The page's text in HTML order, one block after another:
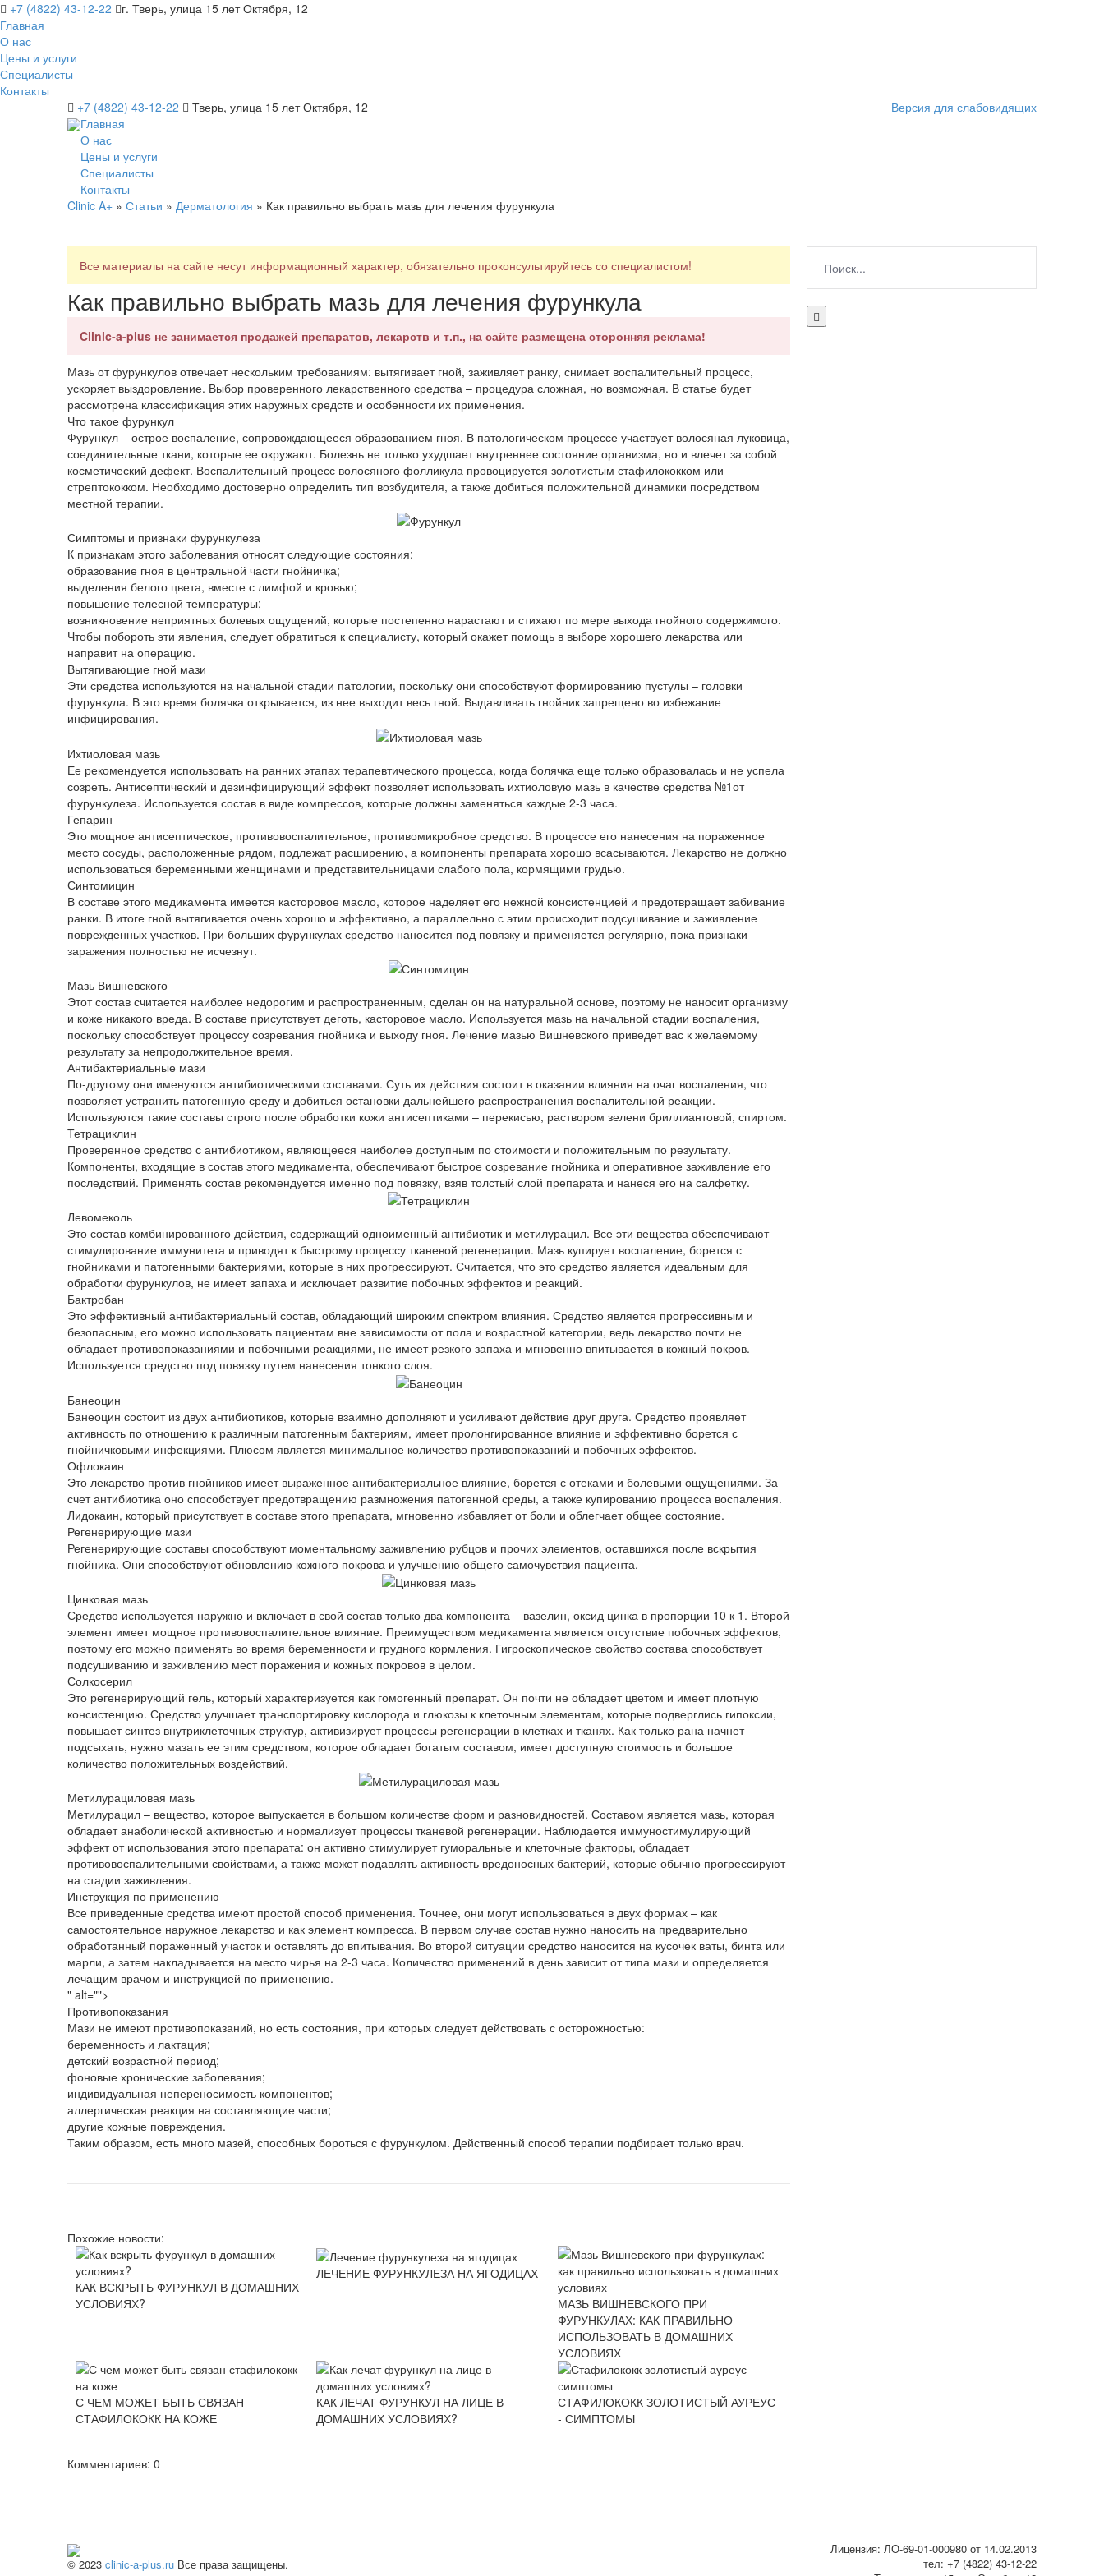
+7 (4822) 43-12-22
г. Тверь, улица 15 лет Октября, 12
Главная
О нас
Цены и услуги
Специалисты
Контакты
+7 (4822) 43-12-22
Тверь, улица 15 лет Октября, 12
Версия для слабовидящих
Главная
О нас
Цены и услуги
Специалисты
Контакты
Clinic A+ » Статьи » Дерматология » Как правильно выбрать мазь для лечения фурункула
Все материалы на сайте несут информационный характер, обязательно проконсультируйтесь со специалистом!
Как правильно выбрать мазь для лечения фурункула
Clinic-a-plus не занимается продажей препаратов, лекарств и т.п., на сайте размещена сторонняя реклама!
Мазь от фурункулов отвечает нескольким требованиям: вытягивает гной, заживляет ранку, снимает воспалительный процесс,
ускоряет выздоровление. Выбор проверенного лекарственного средства – процедура сложная, но возможная. В статье будет
рассмотрена классификация этих наружных средств и особенности их применения.
Что такое фурункул
Фурункул – острое воспаление, сопровождающееся образованием гноя. В патологическом процессе участвует волосяная луковица,
соединительные ткани, которые ее окружают. Болезнь не только ухудшает внутреннее состояние организма, но и влечет за собой
косметический дефект. Воспалительный процесс волосяного фолликула провоцируется золотистым стафилококком или
стрептококком. Необходимо достоверно определить тип возбудителя, а также добиться положительной динамики посредством
местной терапии.
Симптомы и признаки фурункулеза
К признакам этого заболевания относят следующие состояния:
образование гноя в центральной части гнойничка;
выделения белого цвета, вместе с лимфой и кровью;
повышение телесной температуры;
возникновение неприятных болевых ощущений, которые постепенно нарастают и стихают по мере выхода гнойного содержимого.
Чтобы побороть эти явления, следует обратиться к специалисту, который окажет помощь в выборе хорошего лекарства или
направит на операцию.
Вытягивающие гной мази
Эти средства используются на начальной стадии патологии, поскольку они способствуют формированию пустулы – головки
фурункула. В это время болячка открывается, из нее выходит весь гной. Выдавливать гнойник запрещено во избежание
инфицирования.
Ихтиоловая мазь
Ее рекомендуется использовать на ранних этапах терапевтического процесса, когда болячка еще только образовалась и не успела
созреть. Антисептический и дезинфицирующий эффект позволяет использовать ихтиоловую мазь в качестве средства №1от
фурункулеза. Используется состав в виде компрессов, которые должны заменяться каждые 2-3 часа.
Гепарин
Это мощное антисептическое, противовоспалительное, противомикробное средство. В процессе его нанесения на пораженное
место сосуды, расположенные рядом, подлежат расширению, а компоненты препарата хорошо всасываются. Лекарство не должно
использоваться беременными женщинами и представительницами слабого пола, кормящими грудью.
Синтомицин
В составе этого медикамента имеется касторовое масло, которое наделяет его нежной консистенцией и предотвращает забивание
ранки. В итоге гной вытягивается очень хорошо и эффективно, а параллельно с этим происходит подсушивание и заживление
поврежденных участков. При больших фурункулах средство наносится под повязку и применяется регулярно, пока признаки
заражения полностью не исчезнут.
Мазь Вишневского
Этот состав считается наиболее недорогим и распространенным, сделан он на натуральной основе, поэтому не наносит организму
и коже никакого вреда. В составе присутствует деготь, касторовое масло. Используется мазь на начальной стадии воспаления,
поскольку способствует процессу созревания гнойника и выходу гноя. Лечение мазью Вишневского приведет вас к желаемому
результату за непродолжительное время.
Антибактериальные мази
По-другому они именуются антибиотическими составами. Суть их действия состоит в оказании влияния на очаг воспаления, что
позволяет устранить патогенную среду и добиться остановки дальнейшего распространения воспалительной реакции.
Используются такие составы строго после обработки кожи антисептиками – перекисью, раствором зелени бриллиантовой, спиртом.
Тетрациклин
Проверенное средство с антибиотиком, являющееся наиболее доступным по стоимости и положительным по результату.
Компоненты, входящие в состав этого медикамента, обеспечивают быстрое созревание гнойника и оперативное заживление его
последствий. Применять состав рекомендуется именно под повязку, взяв толстый слой препарата и нанеся его на салфетку.
Левомеколь
Это состав комбинированного действия, содержащий одноименный антибиотик и метилурацил. Все эти вещества обеспечивают
стимулирование иммунитета и приводят к быстрому процессу тканевой регенерации. Мазь купирует воспаление, борется с
гнойниками и патогенными бактериями, которые в них прогрессируют. Считается, что это средство является идеальным для
обработки фурункулов, не имеет запаха и исключает развитие побочных эффектов и реакций.
Бактробан
Это эффективный антибактериальный состав, обладающий широким спектром влияния. Средство является прогрессивным и
безопасным, его можно использовать пациентам вне зависимости от пола и возрастной категории, ведь лекарство почти не
обладает противопоказаниями и побочными реакциями, не имеет резкого запаха и мгновенно впитывается в кожный покров.
Используется средство под повязку путем нанесения тонкого слоя.
Банеоцин
Банеоцин состоит из двух антибиотиков, которые взаимно дополняют и усиливают действие друг друга. Средство проявляет
активность по отношению к различным патогенным бактериям, имеет пролонгированное влияние и эффективно борется с
гнойничковыми инфекциями. Плюсом является минимальное количество противопоказаний и побочных эффектов.
Офлокаин
Это лекарство против гнойников имеет выраженное антибактериальное влияние, борется с отеками и болевыми ощущениями. За
счет антибиотика оно способствует предотвращению размножения патогенной среды, а также купированию процесса воспаления.
Лидокаин, который присутствует в составе этого препарата, мгновенно избавляет от боли и облегчает общее состояние.
Регенерирующие мази
Регенерирующие составы способствуют моментальному заживлению рубцов и прочих элементов, оставшихся после вскрытия
гнойника. Они способствуют обновлению кожного покрова и улучшению общего самочувствия пациента.
Цинковая мазь
Средство используется наружно и включает в свой состав только два компонента – вазелин, оксид цинка в пропорции 10 к 1. Второй
элемент имеет мощное противовоспалительное влияние. Преимуществом медикамента является отсутствие побочных эффектов,
поэтому его можно применять во время беременности и грудного кормления. Гигроскопическое свойство состава способствует
подсушиванию и заживлению мест поражения и кожных покровов в целом.
Солкосерил
Это регенерирующий гель, который характеризуется как гомогенный препарат. Он почти не обладает цветом и имеет плотную
консистенцию. Средство улучшает транспортировку кислорода и глюкозы к клеточным элементам, которые подверглись гипоксии,
повышает синтез внутриклеточных структур, активизирует процессы регенерации в клетках и тканях. Как только рана начнет
подсыхать, нужно мазать ее этим средством, которое обладает богатым составом, имеет доступную стоимость и большое
количество положительных воздействий.
Метилурациловая мазь
Метилурацил – вещество, которое выпускается в большом количестве форм и разновидностей. Составом является мазь, которая
обладает анаболической активностью и нормализует процессы тканевой регенерации. Наблюдается иммуностимулирующий
эффект от использования этого препарата: он активно стимулирует гуморальные и клеточные факторы, обладает
противовоспалительными свойствами, а также может подавлять активность вредоносных бактерий, которые обычно прогрессируют
на стадии заживления.
Инструкция по применению
Все приведенные средства имеют простой способ применения. Точнее, они могут использоваться в двух формах – как
самостоятельное наружное лекарство и как элемент компресса. В первом случае состав нужно наносить на предварительно
обработанный пораженный участок и оставлять до впитывания. Во второй ситуации средство наносится на кусочек ваты, бинта или
марли, а затем накладывается на место чирья на 2-3 часа. Количество применений в день зависит от типа мази и определяется
лечащим врачом и инструкцией по применению.
" alt="">
Противопоказания
Мази не имеют противопоказаний, но есть состояния, при которых следует действовать с осторожностью:
беременность и лактация;
детский возрастной период;
фоновые хронические заболевания;
индивидуальная непереносимость компонентов;
аллергическая реакция на составляющие части;
другие кожные повреждения.
Таким образом, есть много мазей, способных бороться с фурункулом. Действенный способ терапии подбирает только врач.
Похожие новости:
КАК ВСКРЫТЬ ФУРУНКУЛ В ДОМАШНИХ
УСЛОВИЯХ?
ЛЕЧЕНИЕ ФУРУНКУЛЕЗА НА ЯГОДИЦАХ
МАЗЬ ВИШНЕВСКОГО ПРИ
ФУРУНКУЛАХ: КАК ПРАВИЛЬНО
ИСПОЛЬЗОВАТЬ В ДОМАШНИХ
УСЛОВИЯХ
С ЧЕМ МОЖЕТ БЫТЬ СВЯЗАН
СТАФИЛОКОКК НА КОЖЕ
КАК ЛЕЧАТ ФУРУНКУЛ НА ЛИЦЕ В
ДОМАШНИХ УСЛОВИЯХ?
СТАФИЛОКОКК ЗОЛОТИСТЫЙ АУРЕУС
- СИМПТОМЫ
Комментариев: 0
© 2023 clinic-a-plus.ru Все права защищены.
Лицензия: ЛО-69-01-000980 от 14.02.2013
тел: +7 (4822) 43-12-22